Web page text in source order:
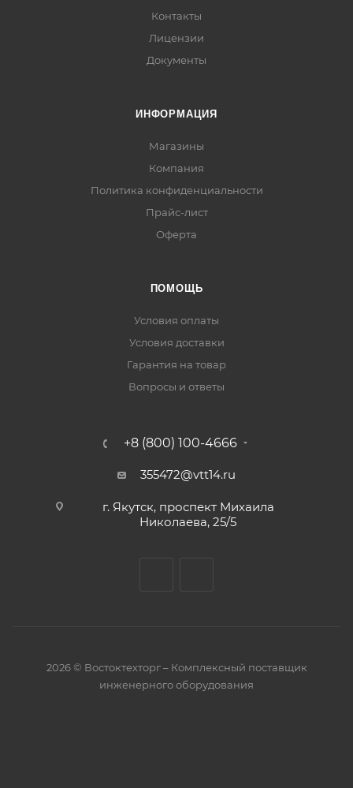
Контакты
Лицензии
Документы
ИНФОРМАЦИЯ
Магазины
Компания
Политика конфиденциальности
Прайс-лист
Оферта
ПОМОЩЬ
Условия оплаты
Условия доставки
Гарантия на товар
Вопросы и ответы
+8 (800) 100-4666
355472@vtt14.ru
г. Якутск, проспект Михаила
Николаева, 25/5
2026 © Востоктехторг – Комплексный поставщик
инженерного оборудования